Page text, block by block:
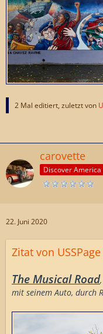
2 Mal editiert, zuletzt von
carovette
22. Juni 2020
Zitat von USSPage
The Musical Road
mit seinem Auto, durch